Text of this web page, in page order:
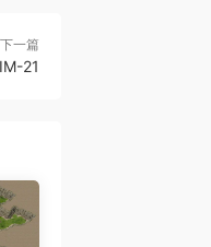
下一篇
21